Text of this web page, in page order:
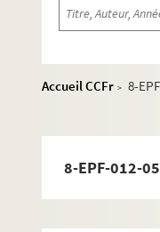
Accueil CCFr > 8-
8-EPF-012-
Carrés 341 à